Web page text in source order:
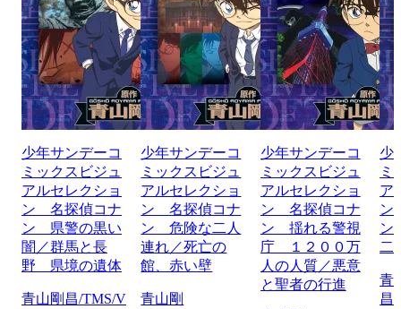
少年サンデーコ
ミックスビジュ
アルセレクショ
ン 名探偵コナ
ン 県警の黒い
闇／群馬と長
野 県境の遺体
青山剛昌/TMS/V
少年サンデーコ
ミックスビジュ
アルセレクショ
ン 名探偵コナ
ン 危険な二人
連れ／死亡の
館、赤い壁
青山剛
少年サンデーコ
ミックスビジュ
アルセレクショ
ン 名探偵コナ
ン 揺れる警視
庁 １２００万
人の人質／悪意
と聖者の行進
少
ミ
ア
ン
ン
二
青
昌